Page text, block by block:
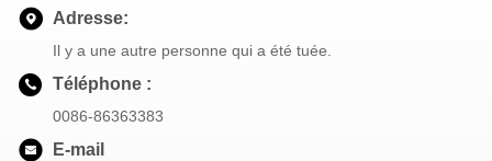
Adresse:
Il y a une autre personne qui a été tuée.
Téléphone :
0086-86363383
E-mail